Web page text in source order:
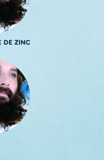
DE ZINC